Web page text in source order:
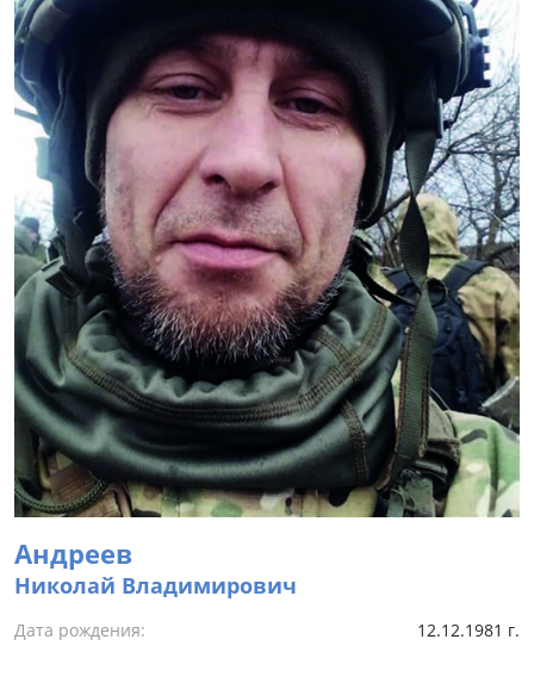
Андреев
Николай Владимирович
Дата рождения: 12.12.1981 г.